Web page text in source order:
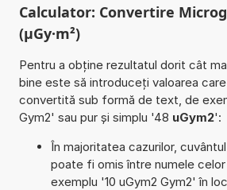
Calculator: Convertire
(µGy·m²)
Pentru a obține rezultatul dorit cât
bine este să introduceți valoarea
convertită sub formă de text, de
Gym2' sau pur și simplu '48 uGym2':
În majoritatea cazurilor,
poate fi omis între numele
exemplu '10 uGym2 Gym2' în